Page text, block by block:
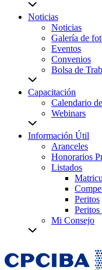
Noticias
Noticias
Galería de
Eventos
Convenios
Bolsa de
Capacitación
Calendario
Webinars
Información Útil
Aranceles
Honorarios
Listados
Peritos
Peritos
Mi Consejo